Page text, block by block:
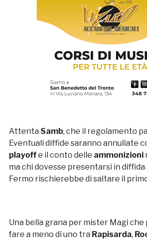
Attenta Samb, che il regolamento
Eventuali diffide saranno annullate
playoffe il conto delle ammonizioni
ma chi dovesse presentarsi in diffida
Fermo rischierebbe di saltare il
Una bella grana per mister Magi
fare a meno di uno tra Rapisarda,